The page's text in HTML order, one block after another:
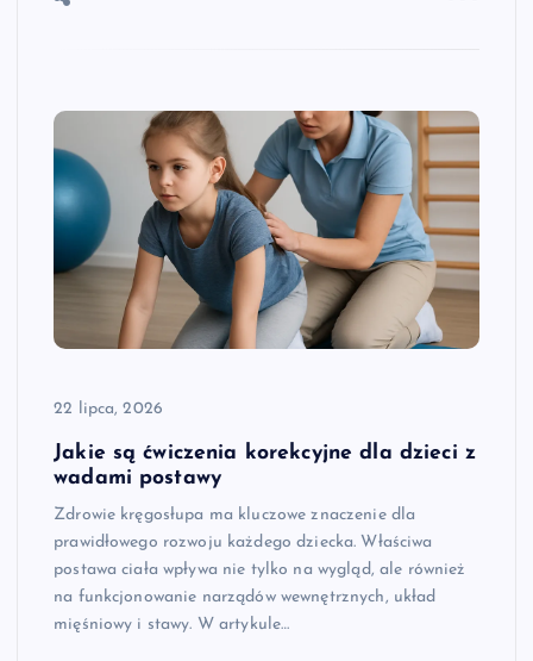
22 lipca, 2026
Jakie są ćwiczenia korekcyjne dla dzieci z
wadami postawy
Zdrowie kręgosłupa ma kluczowe znaczenie dla
prawidłowego rozwoju każdego dziecka. Właściwa
postawa ciała wpływa nie tylko na wygląd, ale również
na funkcjonowanie narządów wewnętrznych, układ
mięśniowy i stawy. W artykule…